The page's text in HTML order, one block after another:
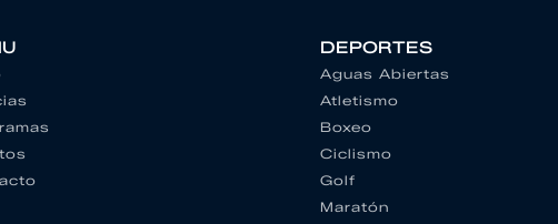
DEPORTES
Aguas Abiertas
Atletismo
Boxeo
Ciclismo
Golf
Maratón